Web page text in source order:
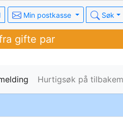
Min postkasse Søk
gifte par
Hurtigsøk på